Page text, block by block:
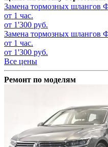
Замена тормозных шлангов
от 1 час.
от 1'300 руб.
Замена тормозных шлангов
от 1 час.
от 1'300 руб.
Все цены
Ремонт по моделям